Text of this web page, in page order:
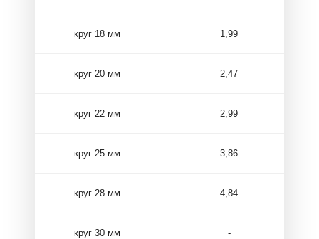
круг 18 мм 1,99
круг 20 мм 2,47
круг 22 мм 2,99
круг 25 мм 3,86
круг 28 мм 4,84
круг 30 мм -